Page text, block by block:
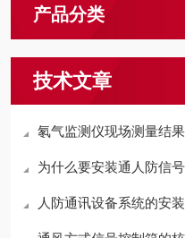
产品分类
技术文章
氡气监测仪现场测量结
为什么要安装通人防信
人防通讯设备系统的安